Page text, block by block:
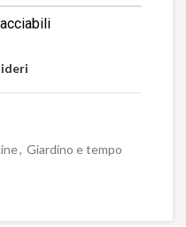
, Giardino e tempo